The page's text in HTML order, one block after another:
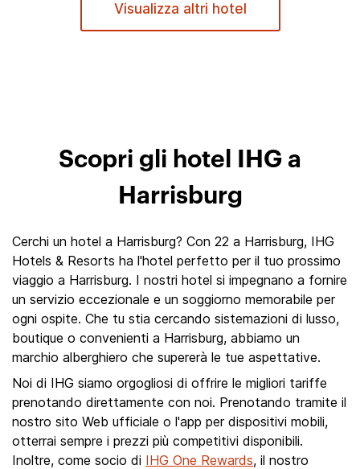
Visualizza altri hotel
Scopri gli hotel IHG a
Harrisburg
Cerchi un hotel a Harrisburg? Con 22 a Harrisburg, IHG
Hotels & Resorts ha l'hotel perfetto per il tuo prossimo
viaggio a Harrisburg. I nostri hotel si impegnano a fornire
un servizio eccezionale e un soggiorno memorabile per
ogni ospite. Che tu stia cercando sistemazioni di lusso,
boutique o convenienti a Harrisburg, abbiamo un
marchio alberghiero che supererà le tue aspettative.
Noi di IHG siamo orgogliosi di offrire le migliori tariffe
prenotando direttamente con noi. Prenotando tramite il
nostro sito Web ufficiale o l'app per dispositivi mobili,
otterrai sempre i prezzi più competitivi disponibili.
Inoltre, come socio di IHG One Rewards, il nostro